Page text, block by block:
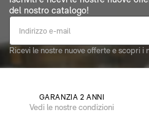
del nostro catalogo!
Ricevi le nostre nuove offerte e scopri
GARANZIA 2 ANNI
Vedi le nostre condizioni